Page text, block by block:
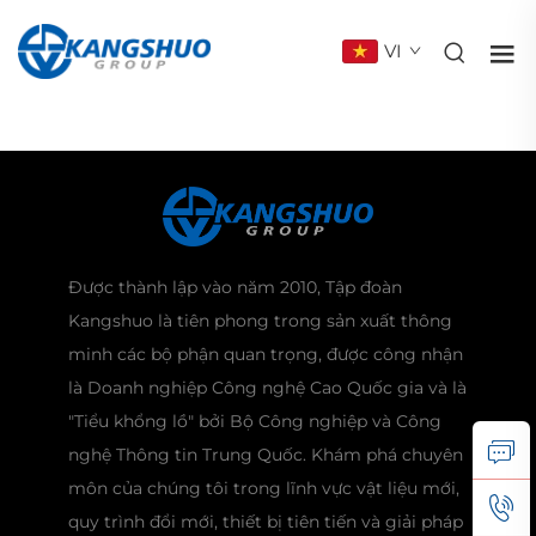
VI
Được thành lập vào năm 2010, Tập đoàn
Kangshuo là tiên phong trong sản xuất thông
minh các bộ phận quan trọng, được công nhận
là Doanh nghiệp Công nghệ Cao Quốc gia và là
"Tiểu khổng lồ" bởi Bộ Công nghiệp và Công
nghệ Thông tin Trung Quốc. Khám phá chuyên
môn của chúng tôi trong lĩnh vực vật liệu mới,
quy trình đổi mới, thiết bị tiên tiến và giải pháp